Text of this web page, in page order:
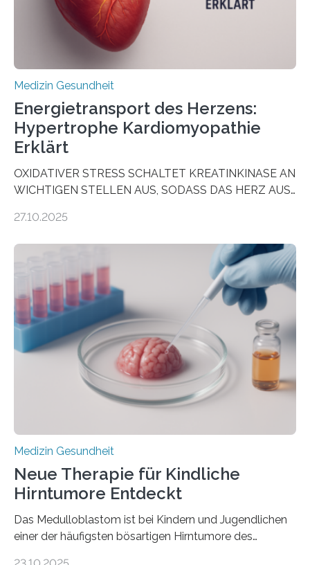
häufigsten Krebsarten und stellt…
Medizin Gesundheit
Energietransport des Herzens:
Hypertrophe Kardiomyopathie
Erklärt
OXIDATIVER STRESS SCHALTET KREATINKINASE AN
WICHTIGEN STELLEN AUS, SODASS DAS HERZ AUS
aus dem Deutschen Zentrum für Herzinsuffizienz
im Journal Circulation, warum der Energietransport bei
der Hypertrophen Kardiomyopathie (HCM) versagen
kann und wie sich durch eine Verringerung der
Herzbelastung und des oxidativen Stresses
Rhythmusstörungen reduzieren lassen. Würzburg. Die
hypertrophe Kardiomyopathie (HCM) ist die häufigste
erblich bedingte Herzerkrankung. Sie führt dazu, dass
sich die linke Herzkammer verdickt, der Herzmuskel zu
stark kontrahiert…
27.10.2025
Medizin Gesundheit
Neue Therapie für Kindliche
Hirntumore Entdeckt
Das Medulloblastom ist bei Kindern und Jugendlichen
einer der häufigsten bösartigen Hirntumore des